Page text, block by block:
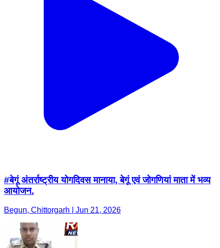
#बेगूं अंतर्राष्ट्रीय योगदिवस मानाया, बेगूं एवं जोगणियां माता में भव्य
आयोजन.
Begun, Chittorgarh | Jun 21, 2026